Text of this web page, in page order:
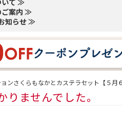
いて ≫
ご案内 ≫
知らせ ≫
さくらもなかとカステラセット【５月
ませんでした。